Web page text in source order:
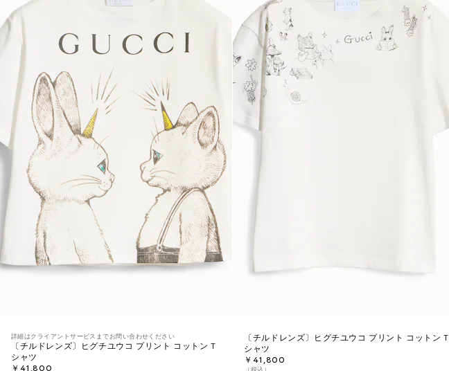
詳細はクライアントサービスまでお問い合わせください
〔チルドレンズ〕ヒグチユウコ プリント コットン T
シャツ
￥41,800
〔チルドレンズ〕ヒグチユウコ プリント コットン T
シャツ
￥41,800
（税込）